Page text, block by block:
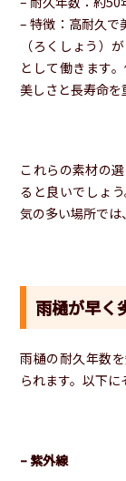
– 特徴：高耐久で
（ろくしょう）
として働きます
美しさと長寿命を
これらの素材の
ると良いでしょ
気の多い場所では
雨樋が早く
雨樋の耐久年数
られます。以下に
– 紫外線